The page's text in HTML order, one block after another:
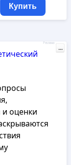
Купить
оценки
Реклама
...